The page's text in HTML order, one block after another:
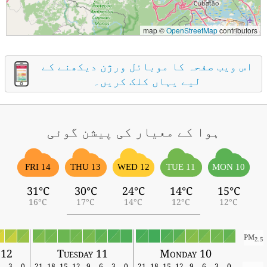
map ©OpenStreetMapcontributors
اس ویب صفحہ کا موبائل ورژن دیکھنے کے
لیے یہاں کلک کریں۔
ہوا کے معیار کی پیشن گوئی
MON 10
15°C
12°C
TUE 11
14°C
12°C
WED 12
24°C
14°C
THU 13
30°C
17°C
FRI 14
31°C
16°C
PM2.5
Monday 10
Tuesday 11